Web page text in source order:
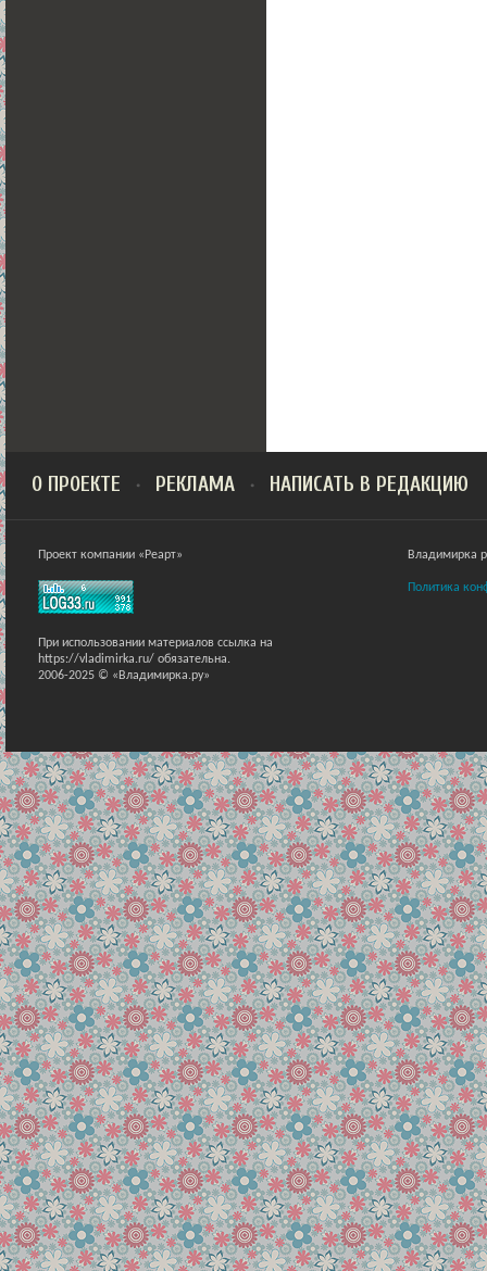
О ПРОЕКТЕ РЕКЛАМА НАПИСАТЬ В РЕДАКЦИЮ
Проект компании «Реарт»
При использовании материалов ссылка на
https://vladimirka.ru/ обязательна.
2006-2025 © «Владимирка.ру»
Владимирка
Политика